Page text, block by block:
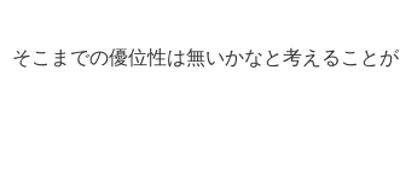
そこまでの優位性は無いかなと考えることが